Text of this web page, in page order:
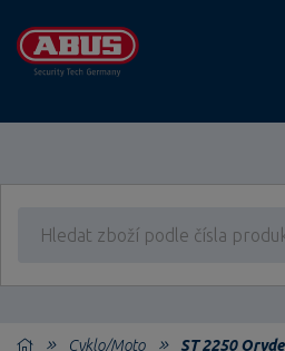
Cyklo/Moto ST 2250 Oryde